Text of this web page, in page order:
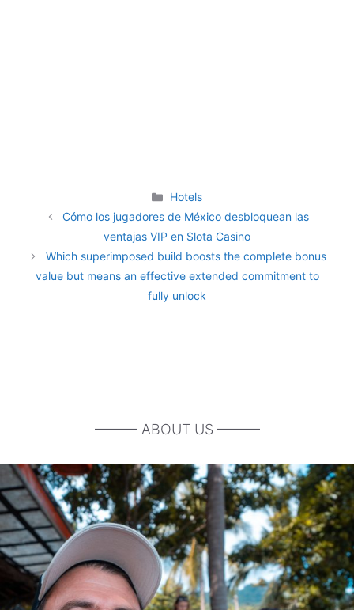
Categories
Hotels
Cómo los jugadores de México desbloquean las
ventajas VIP en Slota Casino
Which superimposed build boosts the complete bonus
value but means an effective extended commitment to
fully unlock
——— ABOUT US ———